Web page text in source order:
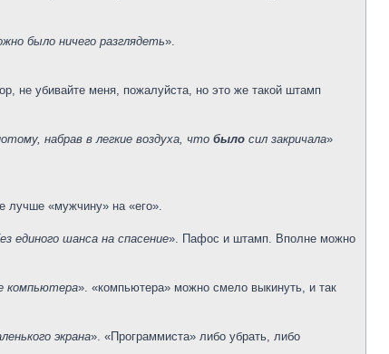
было ничего разглядеть».
не убивайте меня, пожалуйста, но это же такой штамп
набрав в легкие воздуха, что было сил закричала»
лучше «мужчину» на «его».
единого шанса на спасение». Пафос и штамп. Вполне можно
компьютера». «компьютера» можно смело выкинуть, и так
экрана». «Программиста» либо убрать, либо